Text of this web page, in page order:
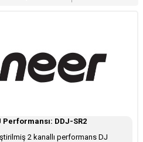
DDJ-SR2
2 kanallı performans DJ